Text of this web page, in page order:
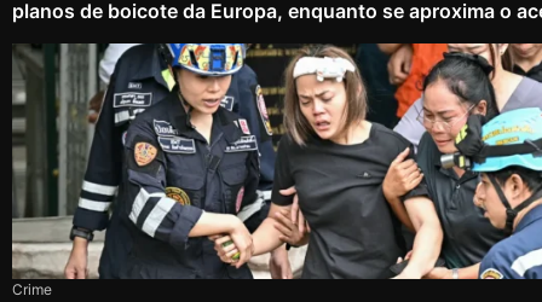
planos de boicote da Europa, enquanto se aproxima o
Crime